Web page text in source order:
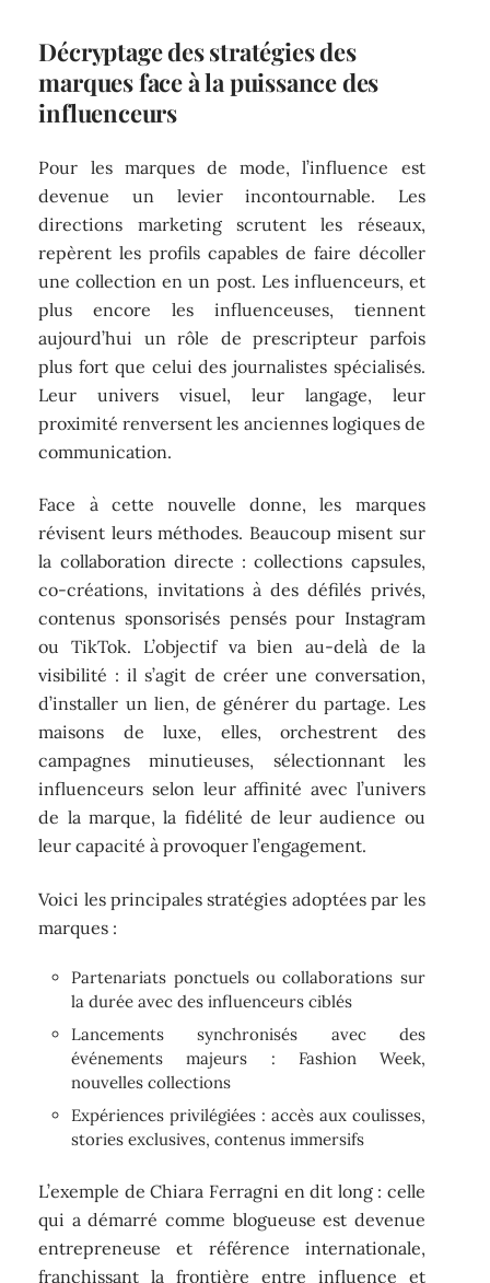
Décryptage des stratégies des
marques face à la puissance des
influenceurs
Pour les marques de mode, l’influence est
devenue un levier incontournable. Les
directions marketing scrutent les réseaux,
repèrent les profils capables de faire décoller
une collection en un post. Les influenceurs, et
plus encore les influenceuses, tiennent
aujourd’hui un rôle de prescripteur parfois
plus fort que celui des journalistes spécialisés.
Leur univers visuel, leur langage, leur
proximité renversent les anciennes logiques de
communication.
Face à cette nouvelle donne, les marques
révisent leurs méthodes. Beaucoup misent sur
la collaboration directe : collections capsules,
co-créations, invitations à des défilés privés,
contenus sponsorisés pensés pour Instagram
ou TikTok. L’objectif va bien au-delà de la
visibilité : il s’agit de créer une conversation,
d’installer un lien, de générer du partage. Les
maisons de luxe, elles, orchestrent des
campagnes minutieuses, sélectionnant les
influenceurs selon leur affinité avec l’univers
de la marque, la fidélité de leur audience ou
leur capacité à provoquer l’engagement.
Voici les principales stratégies adoptées par les
marques :
Partenariats ponctuels ou collaborations sur
la durée avec des influenceurs ciblés
Lancements synchronisés avec des
événements majeurs : Fashion Week,
nouvelles collections
Expériences privilégiées : accès aux coulisses,
stories exclusives, contenus immersifs
L’exemple de Chiara Ferragni en dit long : celle
qui a démarré comme blogueuse est devenue
entrepreneuse et référence internationale,
franchissant la frontière entre influence et